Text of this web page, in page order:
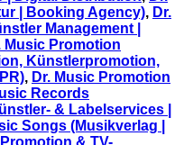
| Booking Agency), Dr.
Management |
Music Promotion
Künstlerpromotion,
, Dr. Music Promotion
Records
& Labelservices |
Songs (Musikverlag |